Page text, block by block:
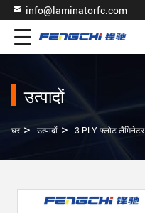
info@laminatorfc.com
उत्पादों
घर > उत्पादों > 3 PLY फ्लोट लैमिनेटर